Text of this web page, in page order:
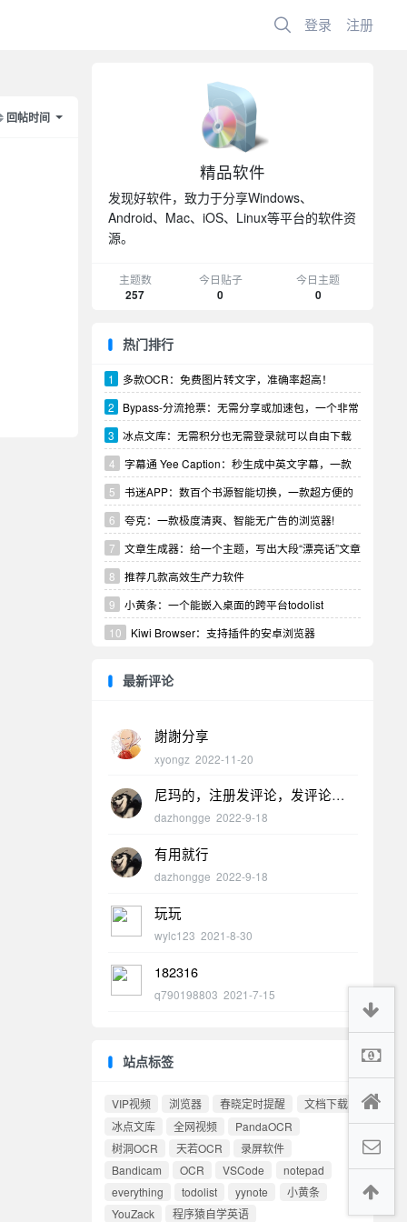
登录 注册
回帖时间
精品软件
发现好软件，致力于分享Windows、
Android、Mac、iOS、Linux等平台的软件资
源。
主题数
257
今日贴子
0
今日主题
0
热门排行
1
多款OCR：免费图片转文字，准确率超高！
2
Bypass-分流抢票：无需分享或加速包，一个非常
实用的抢票工具！
3 冰点文库：无需积分也无需登录就可以自由下载
4
字幕通 Yee Caption：秒生成中英文字幕，一款
视频字幕翻译制作软件！
5
书迷APP：数百个书源智能切换，一款超方便的
小说阅读器！
6
夸克：一款极度清爽、智能无广告的浏览器!
7
文章生成器：给一个主题，写出大段“漂亮话”文章
8
推荐几款高效生产力软件
9
小黄条：一个能嵌入桌面的跨平台todolist
10
Kiwi Browser：支持插件的安卓浏览器
最新评论
謝謝分享
xyongz 2022-11-20
尼玛的，注册发评论，发评论才
能看到软件下载，然后上
dazhongge 2022-9-18
有用就行
dazhongge 2022-9-18
玩玩
wylc123 2021-8-30
182316
q790198803 2021-7-15
站点标签
VIP视频 浏览器 春晓定时提醒
文档下载
冰点文库
全网视频
PandaOCR
树洞OCR
天若OCR
录屏软件
Bandicam
OCR VSCode
notepad
everything
todolist yynote
小黄条
YouZack
程序猿自学英语